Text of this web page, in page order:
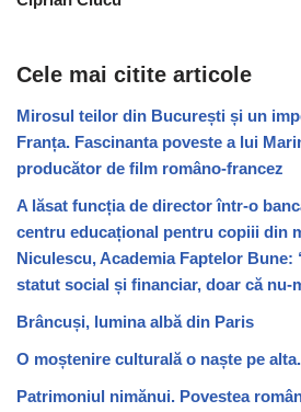
Cele mai citite articole
Mirosul teilor din București și un
Franța. Fascinanta poveste a lui
producător de film româno-francez
A lăsat funcția de director într-o
centru educațional pentru copiii din
Niculescu, Academia Faptelor Bune:
statut social și financiar, doar că nu-
Brâncuși, lumina albă din Paris
O moștenire culturală o naște pe alta.
Patrimoniul nimănui. Povestea